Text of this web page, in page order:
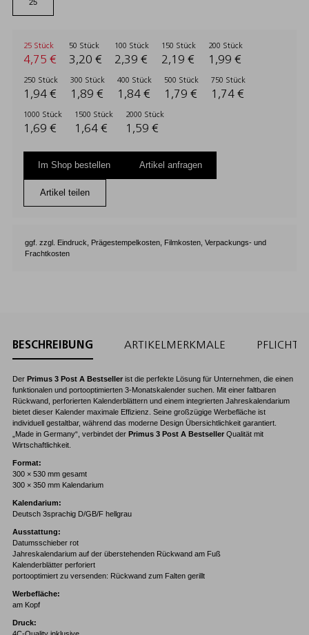
25 Stück
4,75 €
50 Stück
3,20 €
100 Stück
2,39 €
150 Stück
2,19 €
200 Stück
1,99 €
250 Stück
1,94 €
300 Stück
1,89 €
400 Stück
1,84 €
500 Stück
1,79 €
750 Stück
1,74 €
1000 Stück
1,69 €
1500 Stück
1,64 €
2000 Stück
1,59 €
Im Shop bestellen Artikel anfragen
Artikel teilen
ggf. zzgl. Eindruck, Prägestempelkosten, Filmkosten, Verpackungs- und
Frachtkosten
BESCHREIBUNG ARTIKELMERKMALE
Der Primus 3 Post A Bestseller ist die perfekte Lösung für Unternehmen, die einen
funktionalen und portooptimierten 3-Monatskalender suchen. Mit einer faltbaren
Rückwand, perforierten Kalenderblättern und einem integrierten Jahreskalendarium
bietet dieser Kalender maximale Effizienz. Seine großzügige Werbefläche ist
individuell gestaltbar, während das moderne Design Übersichtlichkeit garantiert.
„Made in Germany“, verbindet der Primus 3 Post A Bestseller Qualität mit
Wirtschaftlichkeit.
Format:
300 × 530 mm gesamt
300 × 350 mm Kalendarium
Kalendarium:
Deutsch 3sprachig D/GB/F hellgrau
Ausstattung:
Datumsschieber rot
Jahreskalendarium auf der überstehenden Rückwand am Fuß
Kalenderblätter perforiert
portooptimiert zu versenden: Rückwand zum Falten gerillt
Werbefläche:
am Kopf
Druck: